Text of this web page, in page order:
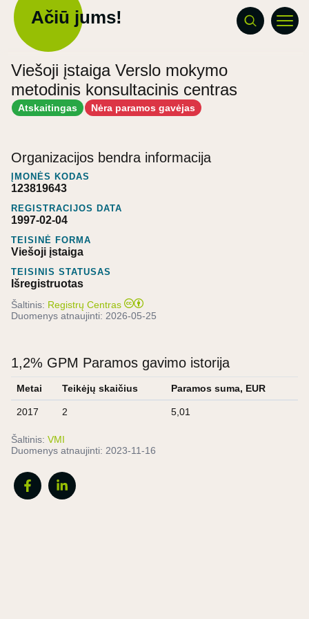
Ačiū jums!
Viešoji įstaiga Verslo mokymo
metodinis konsultacinis centras
Atskaitingas Nėra paramos gavėjas
Organizacijos bendra informacija
ĮMONĖS KODAS
123819643
REGISTRACIJOS DATA
1997-02-04
TEISINĖ FORMA
Viešoji įstaiga
TEISINIS STATUSAS
Išregistruotas
Šaltinis: Registrų Centras
Duomenys atnaujinti: 2026-05-25
1,2% GPM Paramos gavimo istorija
Metai Teikėjų skaičius Paramos suma, EUR
2017 2 5,01
Šaltinis: VMI
Duomenys atnaujinti: 2023-11-16